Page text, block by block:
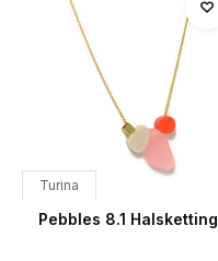
Turina
Pebbles 8.1 Halsketting